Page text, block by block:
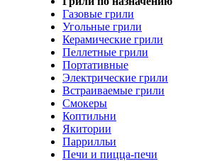
Газовые грили
Угольные грили
Керамические грили
Пеллетные грили
Портативные
Электрические грили
Встраиваемые грили
Смокеры
Коптильни
Якитории
Паррилльи
Печи и пицца-печи